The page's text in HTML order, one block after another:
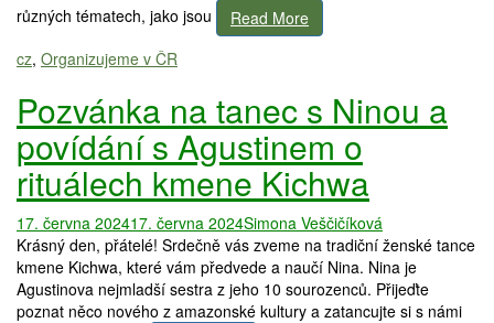
různých tématech, jako jsou
Read More
cz, Organizujeme v ČR
Pozvánka na tanec s Ninou a
povídání s Agustinem o
rituálech kmene Kichwa
17. června 202417. června 2024Simona Veščičíková
Krásný den, přátelé! Srdečně vás zveme na tradiční ženské tance
kmene Kichwa, které vám předvede a naučí Nina. Nina je
Agustinova nejmladší sestra z jeho 10 sourozenců. Přijeďte
poznat něco nového z amazonské kultury a zatancujte si s námi